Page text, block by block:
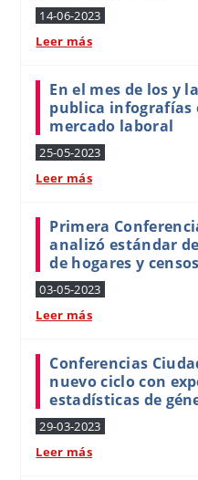
14-06-2023
Leer más
En el mes de los y
publica infografías
mercado laboral
25-05-2023
Leer más
Primera
analizó estándar
de hogares y
03-05-2023
Leer más
Conferencias
nuevo ciclo con
estadísticas de
29-03-2023
Leer más